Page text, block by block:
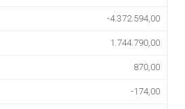
-4.372.594,00
1.744.790,00
870,00
-174,00